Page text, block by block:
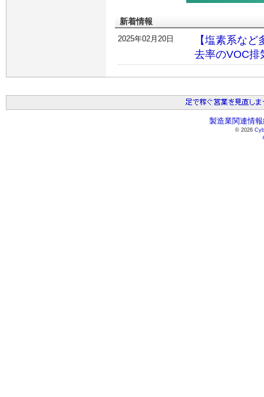
新着情報
2025年02月20日
【塩素系な
去率のVOC排
製造業関連情
© 2026